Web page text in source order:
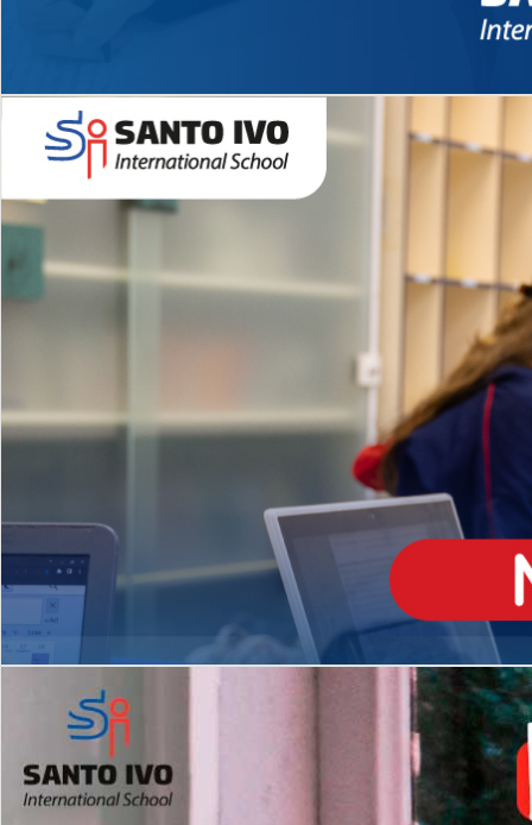
Novidades 2026 High School
Matrículas Abertas 2026
EDUCAÇÃO INFANTIL
Inglês todos os dias
MÉDIO
igh School
Dupla Diplomação
2º AO 5º ANO FUNDAMENTAL